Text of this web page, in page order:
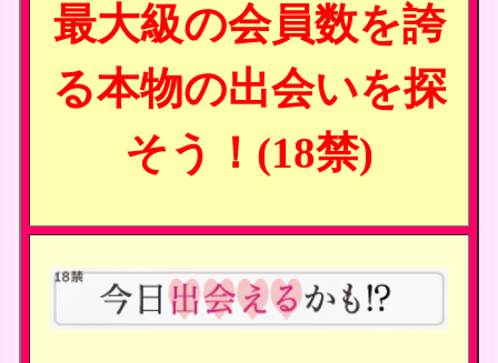
最大級の会員数を誇
る本物の出会いを探
そう！(18禁)